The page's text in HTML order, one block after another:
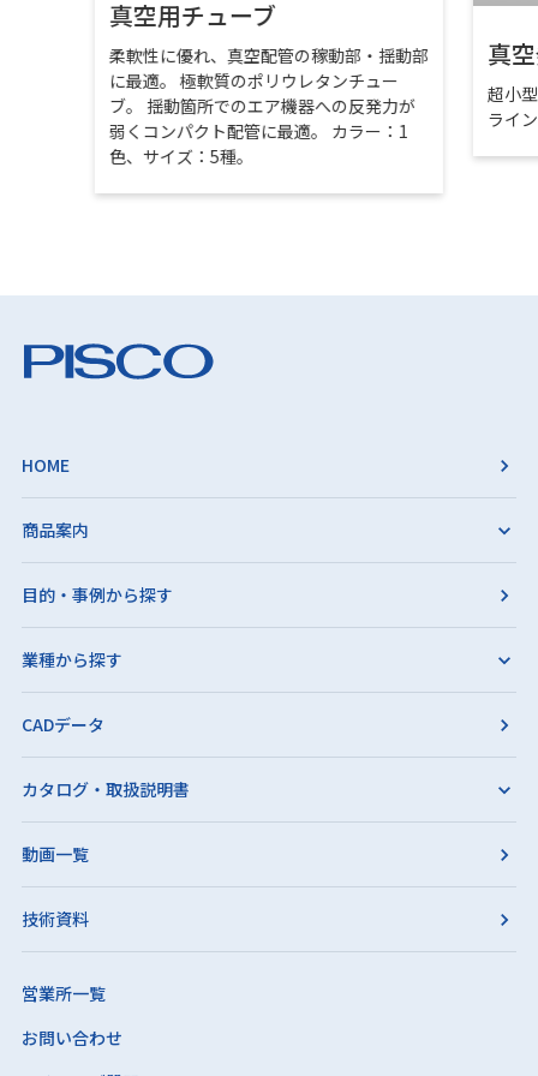
真空用チューブ
柔軟性に優れ、真空配管の稼動部・揺動部
に最適。 極軟質のポリウレタンチュー
ブ。 揺動箇所でのエア機器への反発力が
弱くコンパクト配管に最適。 カラー：1
色、サイズ：5種。
真
超小
ライ
HOME
商品案内
目的・事例から探す
業種から探す
CADデータ
カタログ・取扱説明書
動画一覧
技術資料
営業所一覧
お問い合わせ